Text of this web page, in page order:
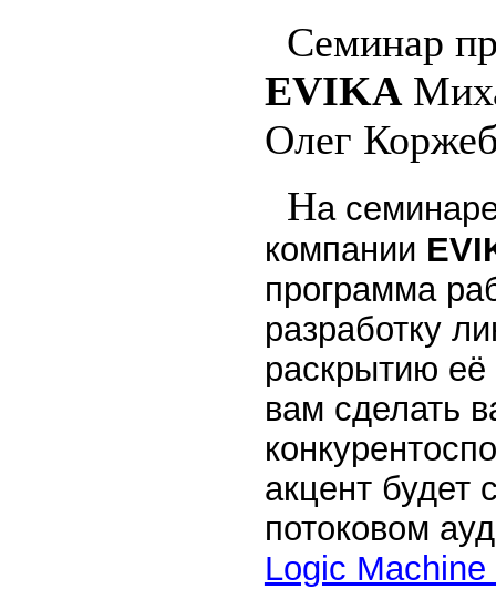
Семинар
EVIKA
Олег
На
компании
программа
разработку
раскрытию её
вам сделать
акцент будет
потоковом
Logic Machine